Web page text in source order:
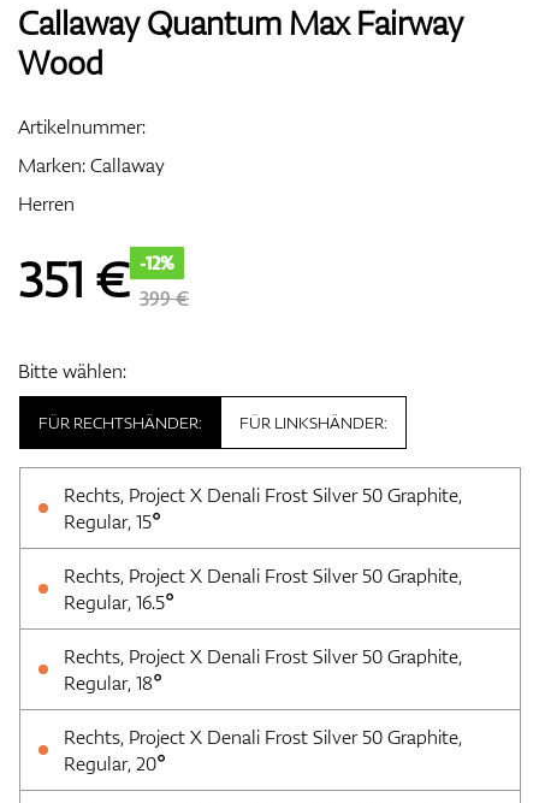
Entfernungsmesser & GPS
Callaway Quantum Max Fairway
Wood
Artikelnummer:
Marken:Callaway
Herren
351 € -12%
399 €
Bitte wählen:
FÜR RECHTSHÄNDER:
Rechts, Project X Denali Frost Silver 50 Graphite,
Regular, 15°
Rechts, Project X Denali Frost Silver 50 Graphite,
Regular, 16.5°
Rechts, Project X Denali Frost Silver 50 Graphite,
Regular, 18°
Rechts, Project X Denali Frost Silver 50 Graphite,
Regular, 20°
FÜR LINKSHÄNDER: